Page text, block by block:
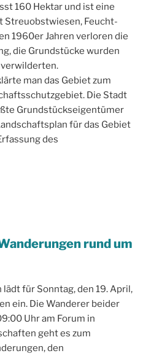
160 Hektar und ist eine
Feucht-
1960er Jahren verloren die
die Grundstücke wurden
man das Gebiet zum
Die Stadt
Grundstückseigentümer
für das Gebiet
des
rund um
für Sonntag, den 19. April,
ein. Die Wanderer beider
Uhr am Forum in
geht es zum
den